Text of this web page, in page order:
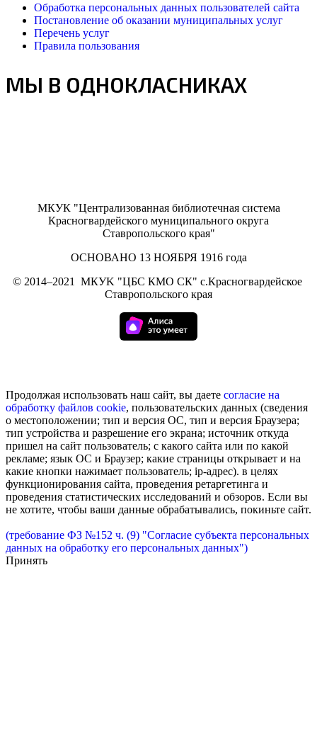
Обработка персональных данных пользователей сайта
Постановление об оказании муниципальных услуг
Перечень услуг
Правила пользования
МЫ В ОДНОКЛАСНИКАХ
МКУК "Централизованная библиотечная система
Красногвардейского муниципального округа
Ставропольского края"
ОСНОВАНО 13 НОЯБРЯ 1916 года
© 2014–2021
МКУK "ЦБС КМО СК" с.Красногвардейское
Ставропольского края
Продолжая использовать наш сайт, вы даете согласие на
обработку файлов cookie, пользовательских данных (сведения
о местоположении; тип и версия ОС, тип и версия Браузера;
тип устройства и разрешение его экрана; источник откуда
пришел на сайт пользователь; с какого сайта или по какой
рекламе; язык ОС и Браузер; какие страницы открывает и на
какие кнопки нажимает пользователь; ip-адрес). в целях
функционирования сайта, проведения ретаргетинга и
проведения статистических исследований и обзоров. Если вы
не хотите, чтобы ваши данные обрабатывались, покиньте сайт.
(требование ФЗ №152 ч. (9) "Согласие субъекта персональных
данных на обработку его персональных данных")
Принять